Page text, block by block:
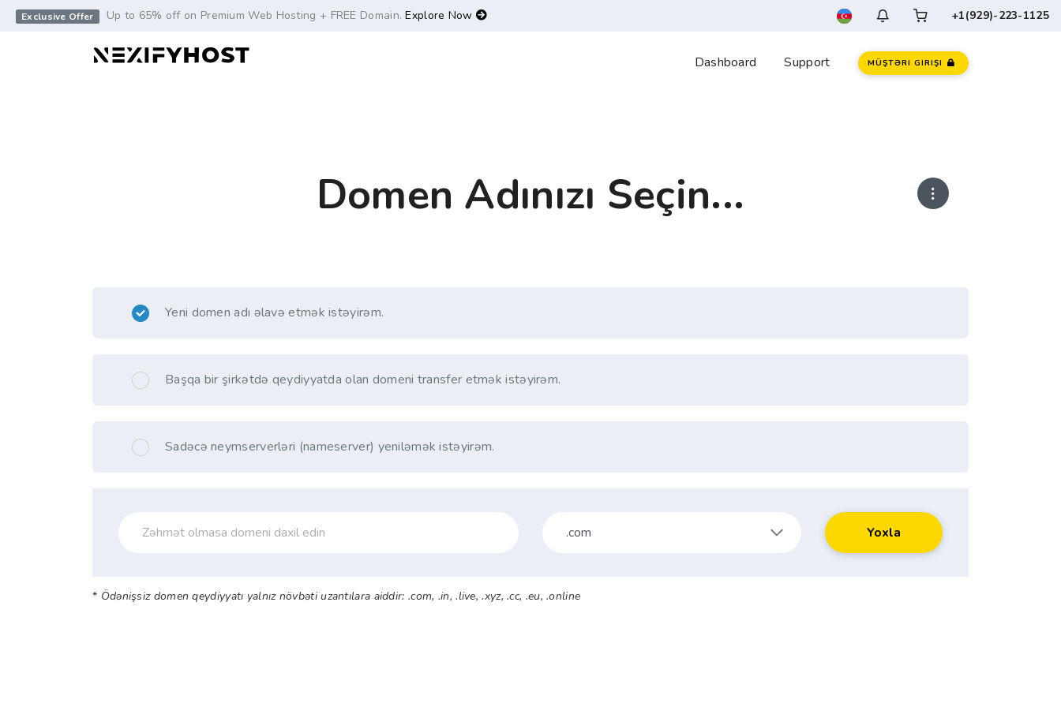
Exclusive Offer Up to 65% off on Premium Web Hosting + FREE Domain.Explore Now +1(929)-223-1125
Dashboard Support MÜŞTƏRI GIRIŞI
-->
Domen Adınızı Seçin...
Yeni domen adı əlavə etmək istəyirəm.
Başqa bir şirkətdə qeydiyyatda olan domeni transfer etmək istəyirəm.
Sadəcə neymserverləri (nameserver) yeniləmək istəyirəm.
Yoxla
* Ödənişsiz domen qeydiyyatı yalnız növbəti uzantılara aiddir: .com, .in, .live, .xyz, .cc, .eu, .online